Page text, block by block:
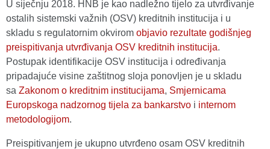
U siječnju 2018. HNB je kao nadležno tijelo za utvrđivanje
ostalih sistemski važnih (OSV) kreditnih institucija i u
skladu s regulatornim okvirom objavio rezultate godišnjeg
preispitivanja utvrđivanja OSV kreditnih institucija.
Postupak identifikacije OSV institucija i određivanja
pripadajuće visine zaštitnog sloja ponovljen je u skladu
sa Zakonom o kreditnim institucijama, Smjernicama
Europskoga nadzornog tijela za bankarstvo i internom
metodologijom.
Preispitivanjem je ukupno utvrđeno osam OSV kreditnih